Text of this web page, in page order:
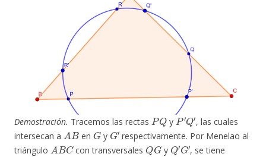
Demostración. Tracemos las rectas
PQ
y
P′Q′
, las cuales
intersecan a
A B
en
G
y
G′
respectivamente. Por Menelao al
triángulo
ABC
con transversales
QG
y
Q′G′
, se tiene